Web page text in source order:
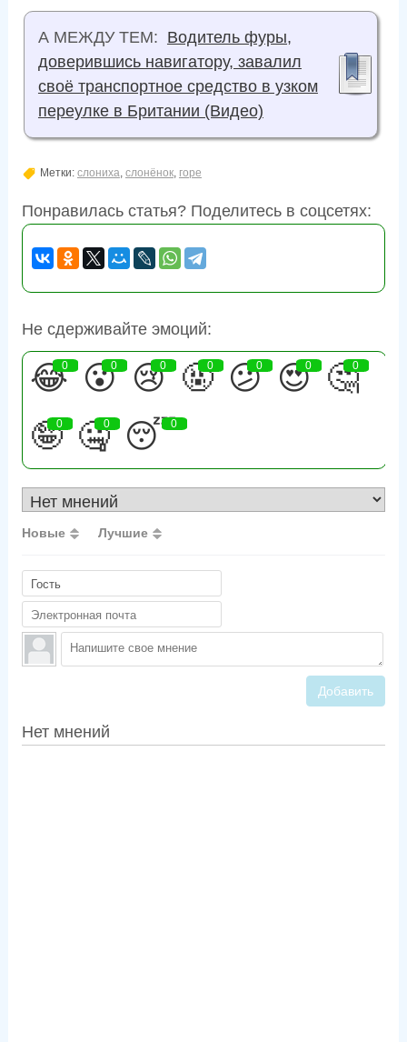
А МЕЖДУ ТЕМ: Водитель фуры,
доверившись навигатору, завалил
своё транспортное средство в узком
переулке в Британии (Видео)
Метки: слониха, слонёнок, горе
Понравилась статья? Поделитесь в соцсетях:
Не сдерживайте эмоций:
😂
0 😮
0 😢
0 🤬
0 😕
0 😍
0 🤔
0
🤪
0 🤐
0 😴
0
Новые Лучшие
Добавить
Нет мнений